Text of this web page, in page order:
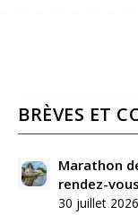
BRÈVES ET
Marathon
rendez-
30 juillet